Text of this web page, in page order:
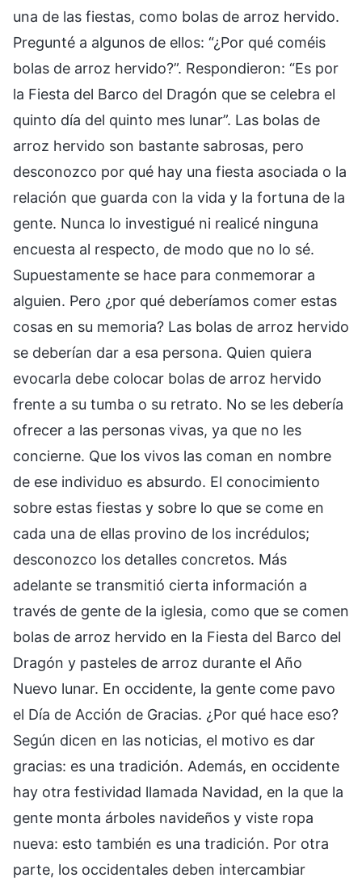
una de las fiestas, como bolas de arroz hervido.
Pregunté a algunos de ellos: “¿Por qué coméis
bolas de arroz hervido?”. Respondieron: “Es por
la Fiesta del Barco del Dragón que se celebra el
quinto día del quinto mes lunar”. Las bolas de
arroz hervido son bastante sabrosas, pero
desconozco por qué hay una fiesta asociada o la
relación que guarda con la vida y la fortuna de la
gente. Nunca lo investigué ni realicé ninguna
encuesta al respecto, de modo que no lo sé.
Supuestamente se hace para conmemorar a
alguien. Pero ¿por qué deberíamos comer estas
cosas en su memoria? Las bolas de arroz hervido
se deberían dar a esa persona. Quien quiera
evocarla debe colocar bolas de arroz hervido
frente a su tumba o su retrato. No se les debería
ofrecer a las personas vivas, ya que no les
concierne. Que los vivos las coman en nombre
de ese individuo es absurdo. El conocimiento
sobre estas fiestas y sobre lo que se come en
cada una de ellas provino de los incrédulos;
desconozco los detalles concretos. Más
adelante se transmitió cierta información a
través de gente de la iglesia, como que se comen
bolas de arroz hervido en la Fiesta del Barco del
Dragón y pasteles de arroz durante el Año
Nuevo lunar. En occidente, la gente come pavo
el Día de Acción de Gracias. ¿Por qué hace eso?
Según dicen en las noticias, el motivo es dar
gracias: es una tradición. Además, en occidente
hay otra festividad llamada Navidad, en la que la
gente monta árboles navideños y viste ropa
nueva: esto también es una tradición. Por otra
parte, los occidentales deben intercambiar